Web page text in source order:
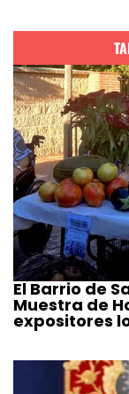
El Barrio de
Muestra de
expositores